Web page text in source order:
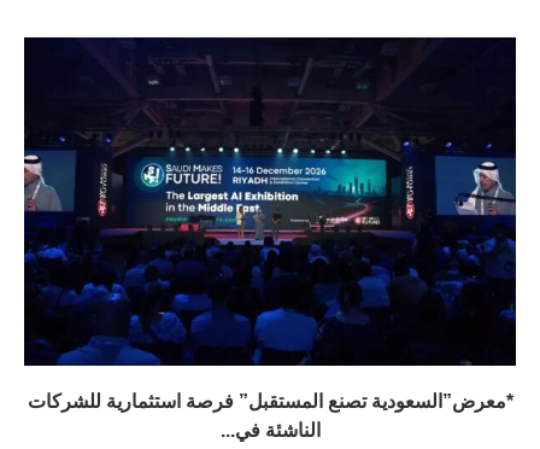
*معرض”السعودية تصنع المستقبل” فرصة استثمارية للشركات
الناشئة في...